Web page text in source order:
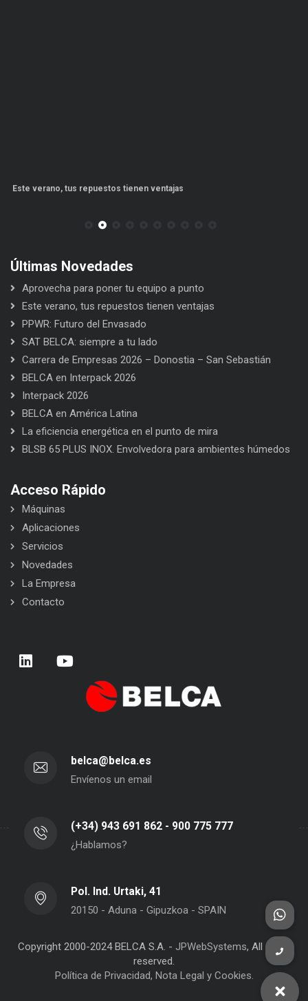
Este verano, tus repuestos tienen ventajas
Últimas Novedades
Aprovecha para poner tu equipo a punto
Este verano, tus repuestos tienen ventajas
PPWR: Futuro del Envasado
SAT BELCA: siempre a tu lado
Carrera de Empresas 2026 – Donostia – San Sebastián
BELCA en Interpack 2026
Interpack 2026
BELCA en América Latina
La eficiencia energética en el punto de mira
BLSB 65 PLUS INOX. Envolvedora para ambientes húmedos
Acceso Rápido
Máquinas
Aplicaciones
Servicios
Novedades
La Empresa
Contacto
belca@belca.es
Envíenos un email
(+34) 943 691 862 - 900 775 777
¿Hablamos?
Pol. Ind. Urtaki, 41
20150 - Aduna - Gipuzkoa - SPAIN
Copyright 2000-2024 BELCA S.A. - JPWebSystems, All rights
reserved.
Política de Privacidad, Nota Legal y Cookies.